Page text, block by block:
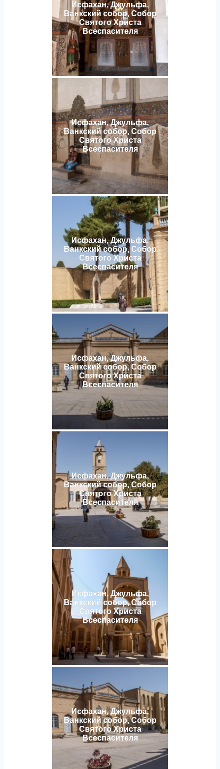
Исфахан, Джульфа,
Ванкский собор, Собор
Святого Христа
Всеспасителя
Исфахан, Джульфа,
Ванкский собор, Собор
Святого Христа
Всеспасителя
Исфахан, Джульфа,
Ванкский собор, Собор
Святого Христа
Всеспасителя
Исфахан, Джульфа,
Ванкский собор, Собор
Святого Христа
Всеспасителя
Исфахан, Джульфа,
Ванкский собор, Собор
Святого Христа
Всеспасителя
Исфахан, Джульфа,
Ванкский собор, Собор
Святого Христа
Всеспасителя
Исфахан, Джульфа,
Ванкский собор, Собор
Святого Христа
Всеспасителя